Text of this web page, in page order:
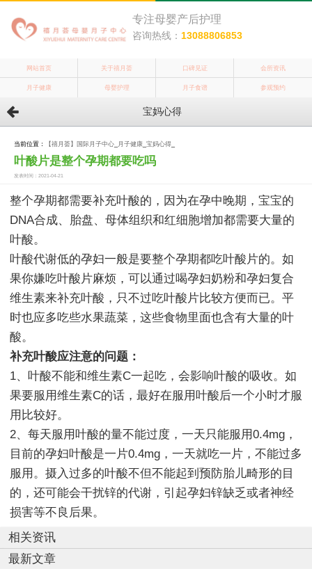
专注母婴产后护理
咨询热线： 13088806853
网站首页 关于禧月荟 口碑见证 会所资讯
月子健康 母婴护理 月子食谱 参观预约
宝妈心得
当前位置： 【禧月荟】国际月子中心 月子健康 宝妈心得
叶酸片是整个孕期都要吃吗
发表时间：2021-04-21
整个孕期都需要补充叶酸的，因为在孕中晚期，宝宝的
DNA合成、胎盘、母体组织和红细胞增加都需要大量的
叶酸。
叶酸代谢低的孕妇一般是要整个孕期都吃叶酸片的。如
果你嫌吃叶酸片麻烦，可以通过喝孕妇奶粉和孕妇复合
维生素来补充叶酸，只不过吃叶酸片比较方便而已。平
时也应多吃些水果蔬菜，这些食物里面也含有大量的叶
酸。
补充叶酸应注意的问题：
1、叶酸不能和维生素C一起吃，会影响叶酸的吸收。如
果要服用维生素C的话，最好在服用叶酸后一个小时才服
用比较好。
2、每天服用叶酸的量不能过度，一天只能服用0.4mg，
目前的孕妇叶酸是一片0.4mg，一天就吃一片，不能过多
服用。摄入过多的叶酸不但不能起到预防胎儿畸形的目
的，还可能会干扰锌的代谢，引起孕妇锌缺乏或者神经
损害等不良后果。
相关资讯
最新文章